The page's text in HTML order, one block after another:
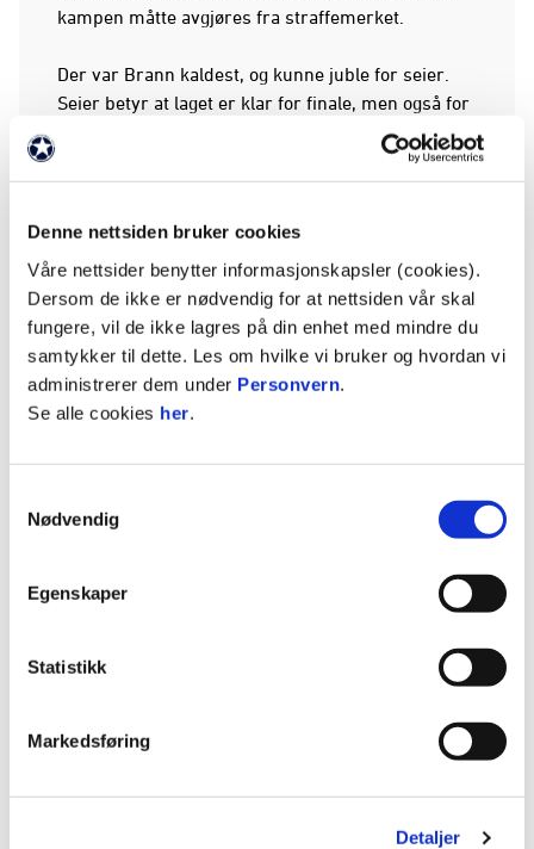
Denne nettsiden bruker cookies
Våre nettsider benytter informasjonskapsler (cookies).
Dersom de ikke er nødvendig for at nettsiden vår skal
fungere, vil de ikke lagres på din enhet med mindre du
samtykker til dette. Les om hvilke vi bruker og hvordan vi
administrerer dem under Personvern.
Se alle cookies her.
Nødvendig
Egenskaper
Statistikk
Markedsføring
Detaljer
kampen måtte avgjøres fra straffemerket.
Der var Brann kaldest, og kunne juble for seier.
Seier betyr at laget er klar for finale, men også for
Skandinavisk Mesterskap. Det spilles i Spania
som kunne spilt denne kampen, som var med å
spille Norges U20-landslag til kvartfinalen i U20-
VM i Chile natt til torsdag. Brann har også spillere
på G18- og G16-landslaget som ville vært aktuell
til denne kampen.
Torsdag ettermiddag spilte også Branns J17-lag
Akademiet her.
straffesparkskonkurranse)